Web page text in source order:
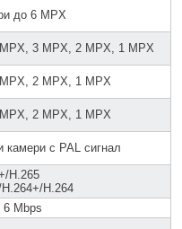
до 6 MPX
3 MPX, 2 MPX, 1 MPX
2 MPX, 1 MPX
2 MPX, 1 MPX
камери с PAL сигнал
H.265
H.264
6 Mbps